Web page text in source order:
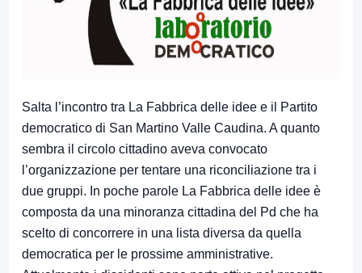
Salta l’incontro tra La Fabbrica delle idee e il Partito
democratico di San Martino Valle Caudina. A quanto
sembra il circolo cittadino aveva convocato
l’organizzazione per tentare una riconciliazione tra i
due gruppi. In poche parole La Fabbrica delle idee è
composta da una minoranza cittadina del Pd che ha
scelto di concorrere in una lista diversa da quella
democratica per le prossime amministrative.